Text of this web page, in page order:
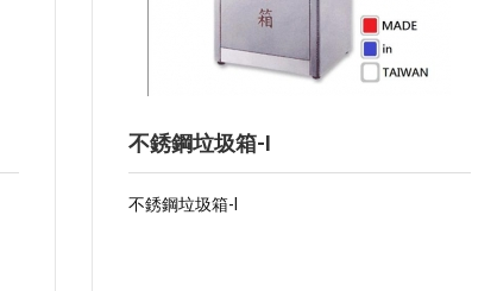
不銹鋼垃圾箱-I
不銹鋼垃圾箱-I